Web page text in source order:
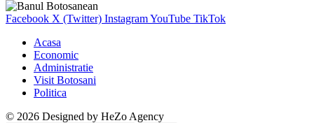
Facebook X (Twitter) InstagramYouTube TikTok
Acasa
Economic
Administratie
Visit Botosani
Politica
© 2026 Designed by HeZo Agency